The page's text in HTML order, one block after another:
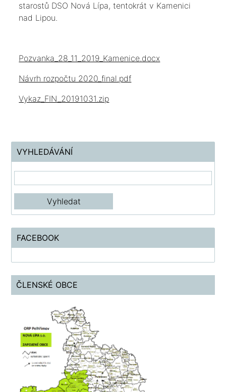
starostů DSO Nová Lípa, tentokrát v Kamenici
nad Lipou.
Pozvanka_28_11_2019_Kamenice.docx
Návrh rozpočtu 2020_final.pdf
Vykaz_FIN_20191031.zip
VYHLEDÁVÁNÍ
FACEBOOK
ČLENSKÉ OBCE